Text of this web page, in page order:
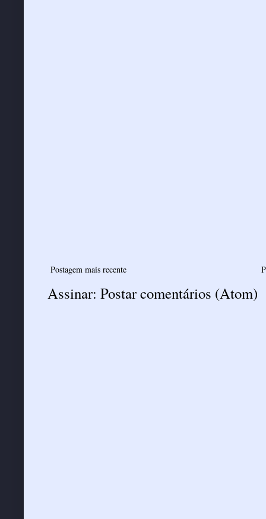
Postagem mais recente
Assinar: Postar comentários (Atom)